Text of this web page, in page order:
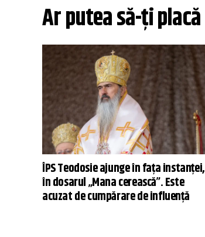
Ar putea să-ți placă
ÎPS Teodosie ajunge în fața instanței,
în dosarul „Mana cerească”. Este
acuzat de cumpărare de influență